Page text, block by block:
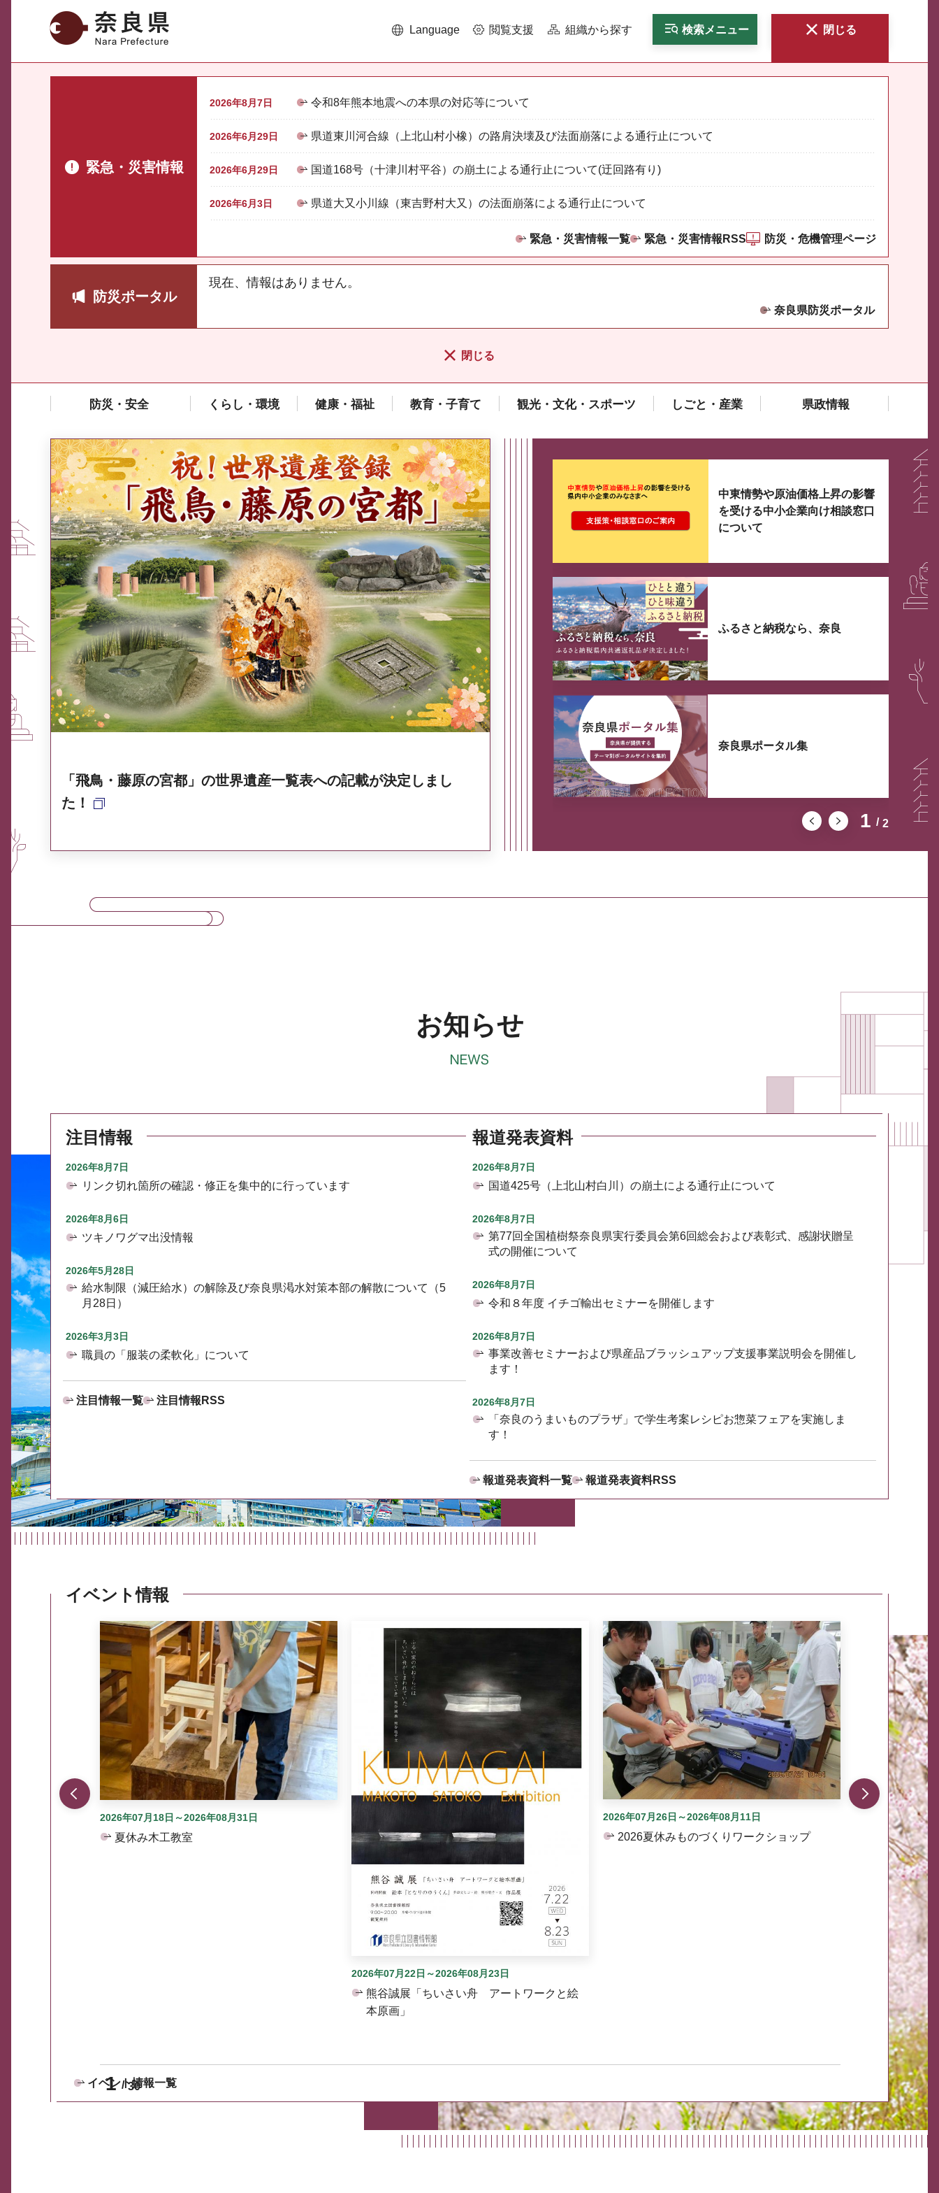
奈良県 Language 閲覧支援 組織から探す 検索メニュー 閉じる
緊急・災害情報
2026年8月7日 令和8年熊本地震への本県の対応等について
2026年6月29日 県道東川河合線（上北山村小橡）の路肩決壊及び法面崩落による通行止について
2026年6月29日 国道168号（十津川村平谷）の崩土による通行止について(迂回路有り)
2026年6月3日 県道大又小川線（東吉野村大又）の法面崩落による通行止について
緊急・災害情報一覧 緊急・災害情報RSS 防災・危機管理ページ
防災ポータル
現在、情報はありません。
奈良県防災ポータル
閉じる
防災・安全 くらし・環境 健康・福祉 教育・子育て 観光・文化・スポーツ しごと・産業 県政情報
「飛鳥・藤原の宮都」の世界遺産一覧表への記載が決定しまし
た！
ここから最大3つずつ情報が表示されるスライダーがあります。
1 2
中東情勢や原油価格上昇の影響
を受ける中小企業向け相談窓口
について
ふるさと納税なら、奈良
県広報誌「県民だより奈良」
2026年8月号
奈良県政策集
中東情勢や原油価格上昇の影響
を受ける中小企業向け相談窓口
について
ふるさと納税なら、奈良
奈良県ポータル集
お知らせ
注目情報
2026年8月7日
リンク切れ箇所の確認・修正を集中的に行っています
2026年8月6日
ツキノワグマ出没情報
2026年5月28日
給水制限（減圧給水）の解除及び奈良県渇水対策本部の解散について（5
月28日）
2026年3月3日
職員の「服装の柔軟化」について
注目情報一覧 注目情報RSS
報道発表資料
2026年8月7日
国道425号（上北山村白川）の崩土による通行止について
2026年8月7日
第77回全国植樹祭奈良県実行委員会第6回総会および表彰式、感謝状贈呈
式の開催について
2026年8月7日
令和８年度 イチゴ輸出セミナーを開催します
2026年8月7日
事業改善セミナーおよび県産品ブラッシュアップ支援事業説明会を開催し
ます！
2026年8月7日
「奈良のうまいものプラザ」で学生考案レシピお惣菜フェアを実施しま
す！
報道発表資料一覧 報道発表資料RSS
イベント情報
1 30
2026年07月18日～2026年08月31日
夏休み木工教室
2026年07月22日～2026年08月23日
熊谷誠展「ちいさい舟 アートワークと絵
本原画」
2026年07月26日～2026年08月11日
2026夏休みものづくりワークショップ
イベント情報一覧